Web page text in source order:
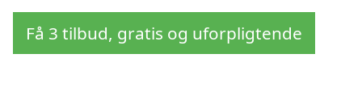
Få 3 tilbud, gratis og uforpligtende